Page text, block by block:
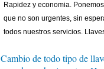
Rapidez y economia.
que no son urgentes, sin
todos nuestros servicios.
Cambio de todo tipo de